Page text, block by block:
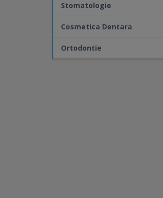
Stomatologie
Cosmetica Dentara
Ortodontie